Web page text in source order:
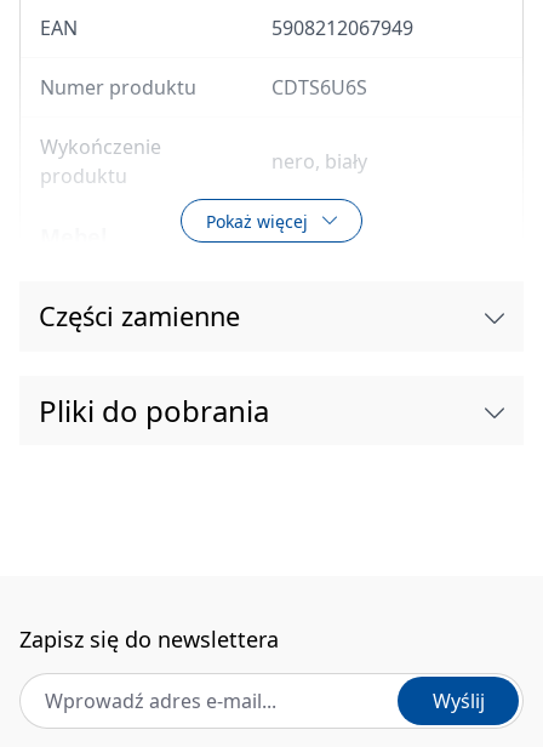
EAN 5908212067949
Numer produktu CDTS6U6S
Wykończenie
produktu
nero, biały
Wykończenie
Szerokość [mm]
Regulowane nóżki Tak
Pokaż więcej
Części zamienne
Pliki do pobrania
Zapisz się do newslettera
Adres e-mail *
Wyślij